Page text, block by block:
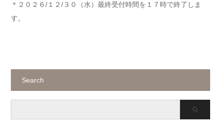
＊２０２６/１２/３０（水）最終受付時間を１７時で終了しま
す。
Search